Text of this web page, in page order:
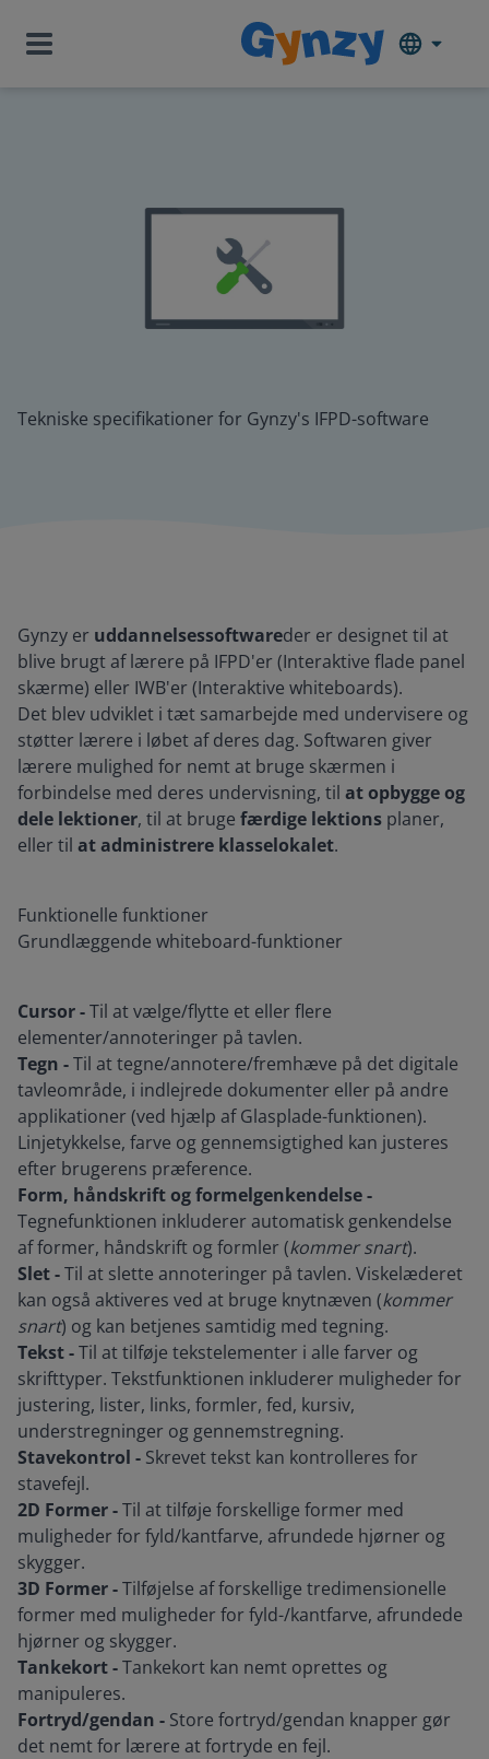
Tekniske specifikationer for Gynzy's IFPD-software
Gynzy er uddannelsessoftwareder er designet til at
blive brugt af lærere på IFPD'er (Interaktive flade panel
skærme) eller IWB'er (Interaktive whiteboards).
Det blev udviklet i tæt samarbejde med undervisere og
støtter lærere i løbet af deres dag. Softwaren giver
lærere mulighed for nemt at bruge skærmen i
forbindelse med deres undervisning, til at opbygge og
dele lektioner, til at bruge færdige lektions planer,
eller til at administrere klasselokalet.
Funktionelle funktioner
Grundlæggende whiteboard-funktioner
Cursor -Til at vælge/flytte et eller flere
elementer/annoteringer på tavlen.
Tegn -Til at tegne/annotere/fremhæve på det digitale
tavleområde, i indlejrede dokumenter eller på andre
applikationer (ved hjælp af Glasplade-funktionen).
Linjetykkelse, farve og gennemsigtighed kan justeres
efter brugerens præference.
Form, håndskrift og formelgenkendelse -
Tegnefunktionen inkluderer automatisk genkendelse
af former, håndskrift og formler (kommer snart).
Slet -Til at slette annoteringer på tavlen. Viskelæderet
kan også aktiveres ved at bruge knytnæven (kommer
snart) og kan betjenes samtidig med tegning.
Tekst -Til at tilføje tekstelementer i alle farver og
skrifttyper. Tekstfunktionen inkluderer muligheder for
justering, lister, links, formler, fed, kursiv,
understregninger og gennemstregning.
Stavekontrol - Skrevet tekst kan kontrolleres for
stavefejl.
2D Former -Til at tilføje forskellige former med
muligheder for fyld/kantfarve, afrundede hjørner og
skygger.
3D Former -Tilføjelse af forskellige tredimensionelle
former med muligheder for fyld-/kantfarve, afrundede
hjørner og skygger.
Tankekort -Tankekort kan nemt oprettes og
manipuleres.
Fortryd/gendan - Store fortryd/gendan knapper gør
det nemt for lærere at fortryde en fejl.